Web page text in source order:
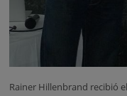
Rainer Hillenbrand recibió